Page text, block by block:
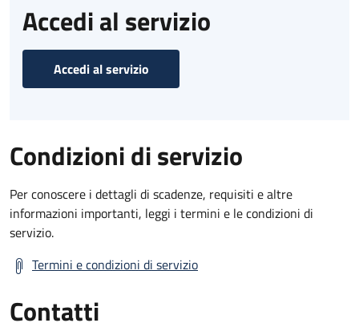
Accedi al servizio
Accedi al servizio
Condizioni di servizio
Per conoscere i dettagli di scadenze, requisiti e altre
informazioni importanti, leggi i termini e le condizioni di
servizio.
Termini e condizioni di servizio
Contatti